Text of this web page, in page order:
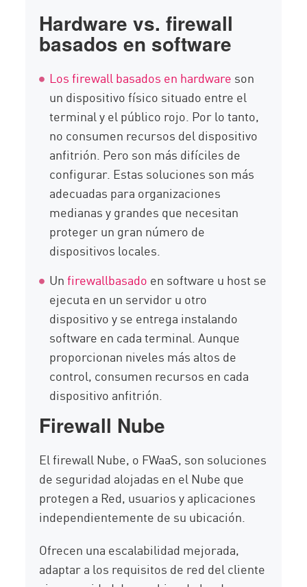
Hardware vs. firewall
basados en software
Los firewall basados en hardware son
un dispositivo físico situado entre el
terminal y el público rojo. Por lo tanto,
no consumen recursos del dispositivo
anfitrión. Pero son más difíciles de
configurar. Estas soluciones son más
adecuadas para organizaciones
medianas y grandes que necesitan
proteger un gran número de
dispositivos locales.
Unfirewallbasado en software u host se
ejecuta en un servidor u otro
dispositivo y se entrega instalando
software en cada terminal. Aunque
proporcionan niveles más altos de
control, consumen recursos en cada
dispositivo anfitrión.
Firewall Nube
El firewall Nube, o FWaaS, son soluciones
de seguridad alojadas en el Nube que
protegen a Red, usuarios y aplicaciones
independientemente de su ubicación.
Ofrecen una escalabilidad mejorada,
adaptar a los requisitos de red del cliente